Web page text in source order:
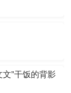
文”干饭的背影